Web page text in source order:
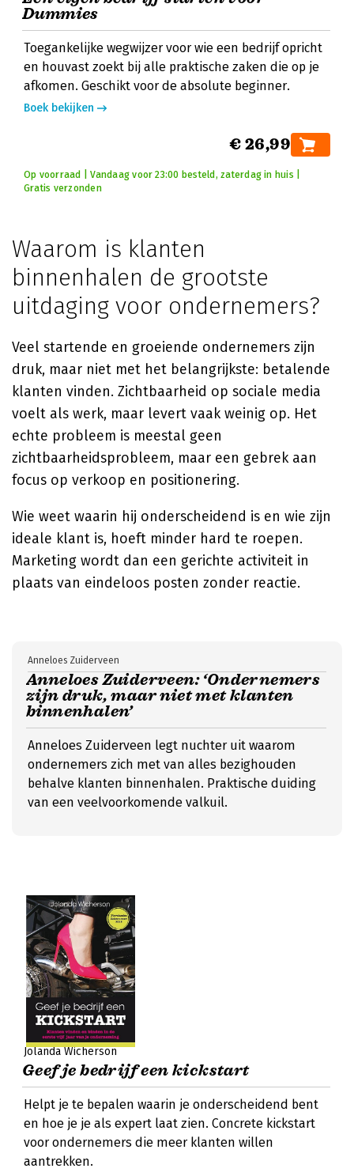
Dummies
Toegankelijke wegwijzer voor wie een bedrijf opricht
en houvast zoekt bij alle praktische zaken die op je
afkomen. Geschikt voor de absolute beginner.
Boek bekijken
€ 26,99
Op voorraad | Vandaag voor 23:00 besteld, zaterdag in huis |
Gratis verzonden
Waarom is klanten
binnenhalen de grootste
uitdaging voor ondernemers?
Veel startende en groeiende ondernemers zijn
druk, maar niet met het belangrijkste: betalende
klanten vinden. Zichtbaarheid op sociale media
voelt als werk, maar levert vaak weinig op. Het
echte probleem is meestal geen
zichtbaarheidsprobleem, maar een gebrek aan
focus op verkoop en positionering.
Wie weet waarin hij onderscheidend is en wie zijn
ideale klant is, hoeft minder hard te roepen.
Marketing wordt dan een gerichte activiteit in
plaats van eindeloos posten zonder reactie.
Anneloes Zuiderveen: ‘Ondernemers
zijn druk, maar niet met klanten
binnenhalen’
Anneloes Zuiderveen
Anneloes Zuiderveen legt nuchter uit waarom
ondernemers zich met van alles bezighouden
behalve klanten binnenhalen. Praktische duiding
van een veelvoorkomende valkuil.
Jolanda Wicherson
Geef je bedrijf een kickstart
Helpt je te bepalen waarin je onderscheidend bent
en hoe je je als expert laat zien. Concrete kickstart
voor ondernemers die meer klanten willen
aantrekken.